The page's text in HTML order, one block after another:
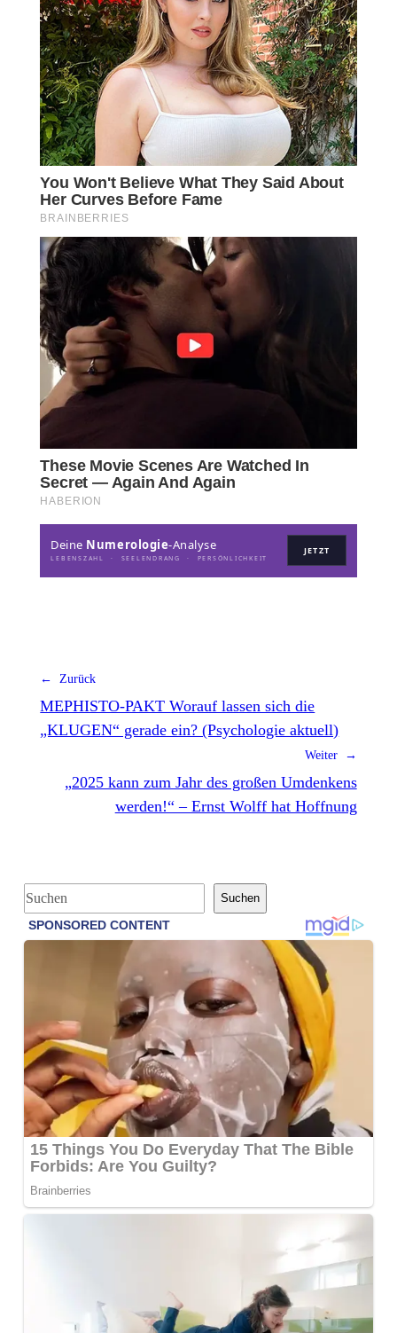
Deine Numerologie-Analyse
LEBENSZAHL · SEELENDRANG · PERSÖNLICHKEIT
JETZT
← Zurück
MEPHISTO-PAKT Worauf lassen sich die
„KLUGEN“ gerade ein? (Psychologie aktuell)
Weiter →
„2025 kann zum Jahr des großen Umdenkens
werden!“ – Ernst Wolff hat Hoffnung
S
u
Suchen